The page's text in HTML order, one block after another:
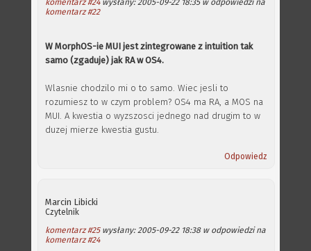
komentarz #24wysłany: 2005-09-22 18:35 w odpowiedzi na
komentarz #22
W MorphOS-ie MUI jest zintegrowane z intuition tak
samo (zgaduje) jak RA w OS4.
Wlasnie chodzilo mi o to samo. Wiec jesli to
rozumiesz to w czym problem? OS4 ma RA, a MOS na
MUI. A kwestia o wyzszosci jednego nad drugim to w
duzej mierze kwestia gustu.
Odpowiedz
Marcin Libicki
Czytelnik
komentarz #25wysłany: 2005-09-22 18:38 w odpowiedzi na
komentarz #24